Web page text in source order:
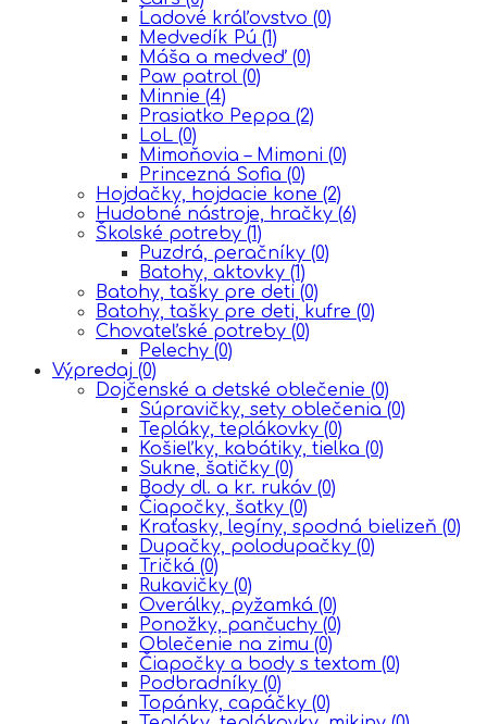
Ĺadové kráľovstvo (0)
Medvedík Pú (1)
Máša a medveď (0)
Paw patrol (0)
Minnie (4)
Prasiatko Peppa (2)
LoL (0)
Mimoňovia – Mimoni (0)
Princezná Sofia (0)
Hojdačky, hojdacie kone (2)
Hudobné nástroje, hračky (6)
Školské potreby (1)
Puzdrá, peračníky (0)
Batohy, aktovky (1)
Batohy, tašky pre deti (0)
Batohy, tašky pre deti, kufre (0)
Chovateľské potreby (0)
Pelechy (0)
Výpredaj (0)
Dojčenské a detské oblečenie (0)
Súpravičky, sety oblečenia (0)
Tepláky, teplákovky (0)
Košieľky, kabátiky, tielka (0)
Sukne, šatičky (0)
Body dl. a kr. rukáv (0)
Čiapočky, šatky (0)
Kraťasky, legíny, spodná bielizeň (0)
Dupačky, polodupačky (0)
Tričká (0)
Rukavičky (0)
Overálky, pyžamká (0)
Ponožky, pančuchy (0)
Oblečenie na zimu (0)
Čiapočky a body s textom (0)
Podbradníky (0)
Topánky, capáčky (0)